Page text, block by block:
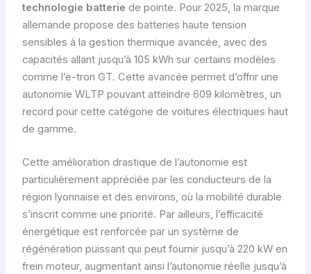
technologie batterie de pointe. Pour 2025, la marque
allemande propose des batteries haute tension
sensibles à la gestion thermique avancée, avec des
capacités allant jusqu’à 105 kWh sur certains modèles
comme l’e-tron GT. Cette avancée permet d’offrir une
autonomie WLTP pouvant atteindre 609 kilomètres, un
record pour cette catégorie de voitures électriques haut
de gamme.
Cette amélioration drastique de l’autonomie est
particulièrement appréciée par les conducteurs de la
région lyonnaise et des environs, où la mobilité durable
s’inscrit comme une priorité. Par ailleurs, l’efficacité
énergétique est renforcée par un système de
régénération puissant qui peut fournir jusqu’à 220 kW en
frein moteur, augmentant ainsi l’autonomie réelle jusqu’à